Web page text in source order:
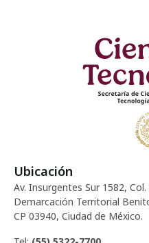
Ubicación
Av. Insurgentes Sur 1582,
Demarcación Territorial
CP 03940, Ciudad de México.